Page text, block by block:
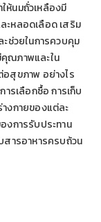
ห้นมถั่วเหลืองมี
ะหลอดเลือด เสริม
ช่วยในการควบคุม
คุณภาพและใน
อสุขภาพ อย่างไร
รเลือกซื้อ การเก็บ
งกายของแต่ละ
งการรับประทาน
สารอาหารครบถ้วน